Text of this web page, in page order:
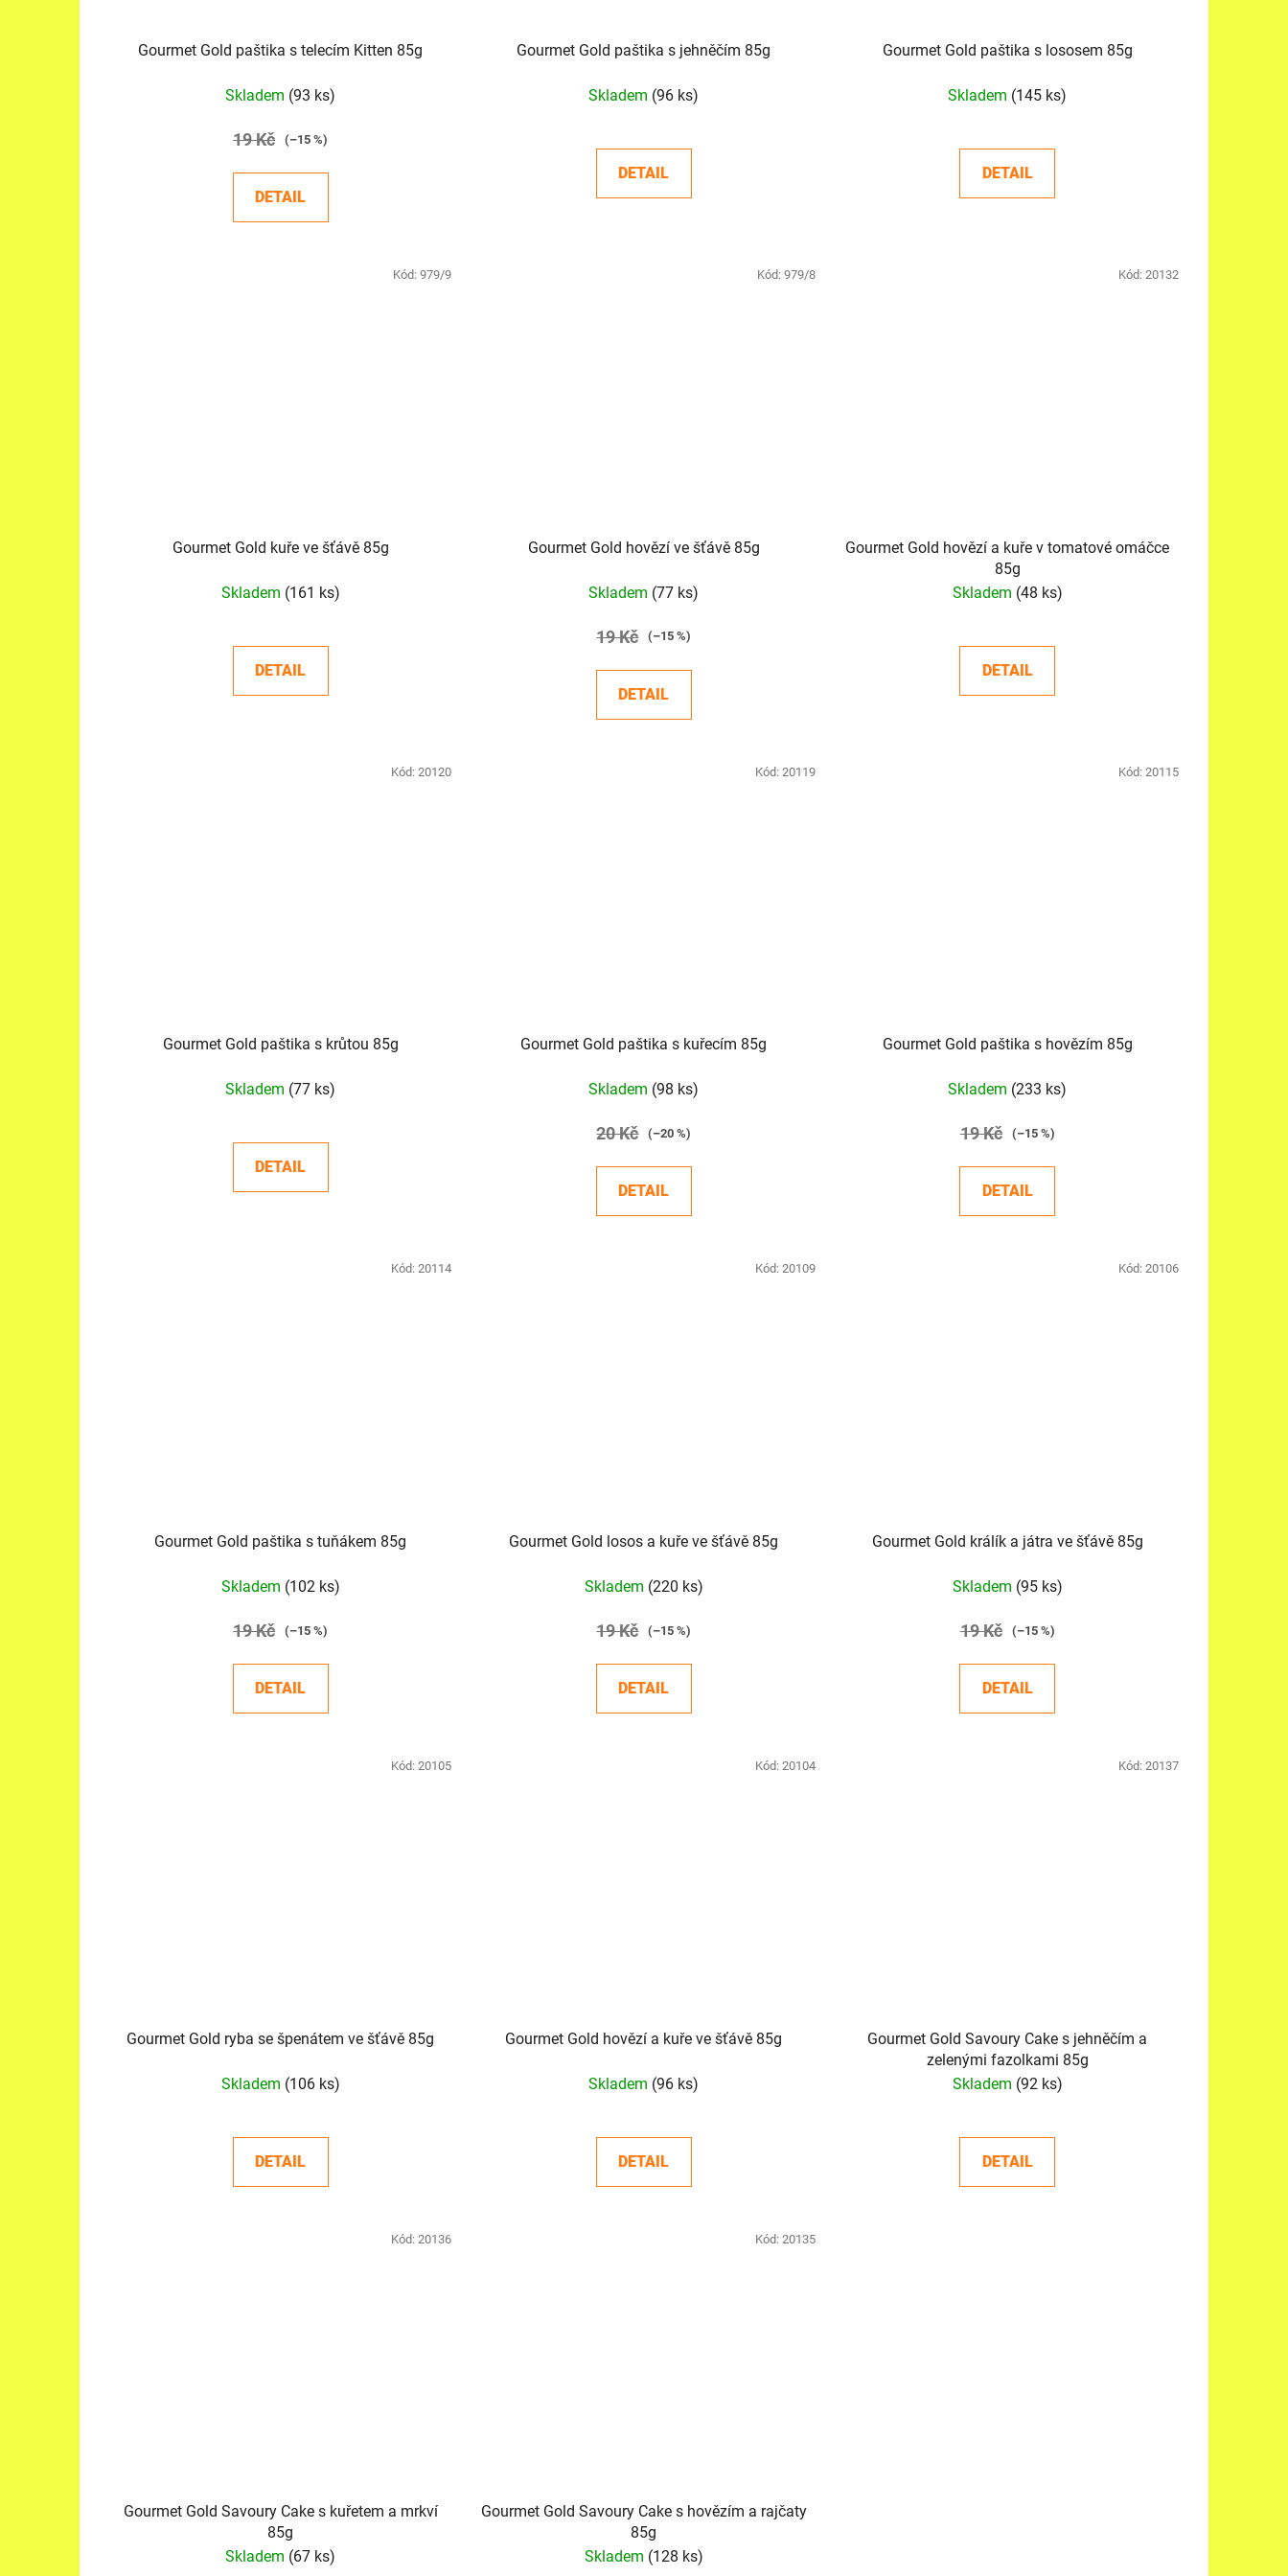
Gourmet Gold paštika s telecím Kitten 85g
Skladem (93 ks)
19 Kč (–15 %)
DETAIL
Gourmet Gold paštika s jehněčím 85g
Skladem (96 ks)
DETAIL
Gourmet Gold paštika s lososem 85g
Skladem (145 ks)
DETAIL
Gourmet Gold kuře ve šťávě 85g
Skladem (161 ks)
DETAIL
Kód:979/9
Gourmet Gold hovězí ve šťávě 85g
Skladem (77 ks)
19 Kč (–15 %)
DETAIL
Kód: 979/8
Gourmet Gold hovězí a kuře v tomatové omáčce
85g
Skladem (48 ks)
DETAIL
Kód: 20132
Gourmet Gold paštika s krůtou 85g
Skladem (77 ks)
DETAIL
Kód:20120
Gourmet Gold paštika s kuřecím 85g
Skladem (98 ks)
20 Kč (–20 %)
DETAIL
Kód: 20119
Gourmet Gold paštika s hovězím 85g
Skladem (233 ks)
19 Kč (–15 %)
DETAIL
Kód: 20115
Gourmet Gold paštika s tuňákem 85g
Skladem (102 ks)
19 Kč (–15 %)
DETAIL
Kód:20114
Gourmet Gold losos a kuře ve šťávě 85g
Skladem (220 ks)
19 Kč (–15 %)
DETAIL
Kód: 20109
Gourmet Gold králík a játra ve šťávě 85g
Skladem (95 ks)
19 Kč (–15 %)
DETAIL
Kód: 20106
Gourmet Gold ryba se špenátem ve šťávě 85g
Skladem (106 ks)
DETAIL
Kód:20105
Gourmet Gold hovězí a kuře ve šťávě 85g
Skladem (96 ks)
DETAIL
Kód: 20104
Gourmet Gold Savoury Cake s jehněčím a
zelenými fazolkami 85g
Skladem (92 ks)
DETAIL
Kód: 20137
Gourmet Gold Savoury Cake s kuřetem a mrkví
85g
Skladem (67 ks)
Kód:20136
Gourmet Gold Savoury Cake s hovězím a rajčaty
85g
Skladem (128 ks)
Kód: 20135